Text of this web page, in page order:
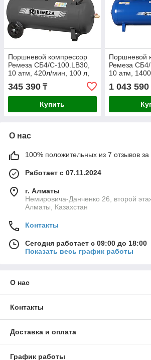
Поршневой компрессор
Ремеза СБ4/С-100.LB30,
10 атм, 420л/мин, 100 л,
380В, 2,2 кВт, 115х49х85
см, вес86кг
345 390 ₸
Купить
Поршневой
Ремеза
10 атм,
380В, 7,5
см, вес340кг
1 043 590
О нас
100% положительных из 7 отзывов за
Работает с 07.11.2024
г. Алматы
Немировича-Данченко 26, второй
Алматы, Казахстан
Контакты
Сегодня работает с 09:00 до 18:00
Показать весь график работы
О нас
Контакты
Доставка и оплата
График работы